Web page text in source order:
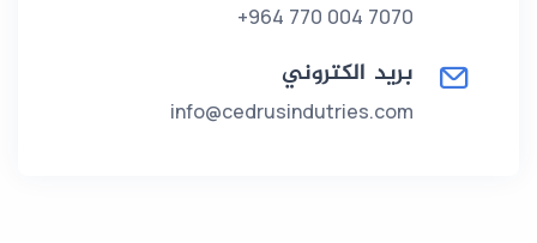
+964 770 004 7070
بريد الكتروني
info@cedrusindutries.com